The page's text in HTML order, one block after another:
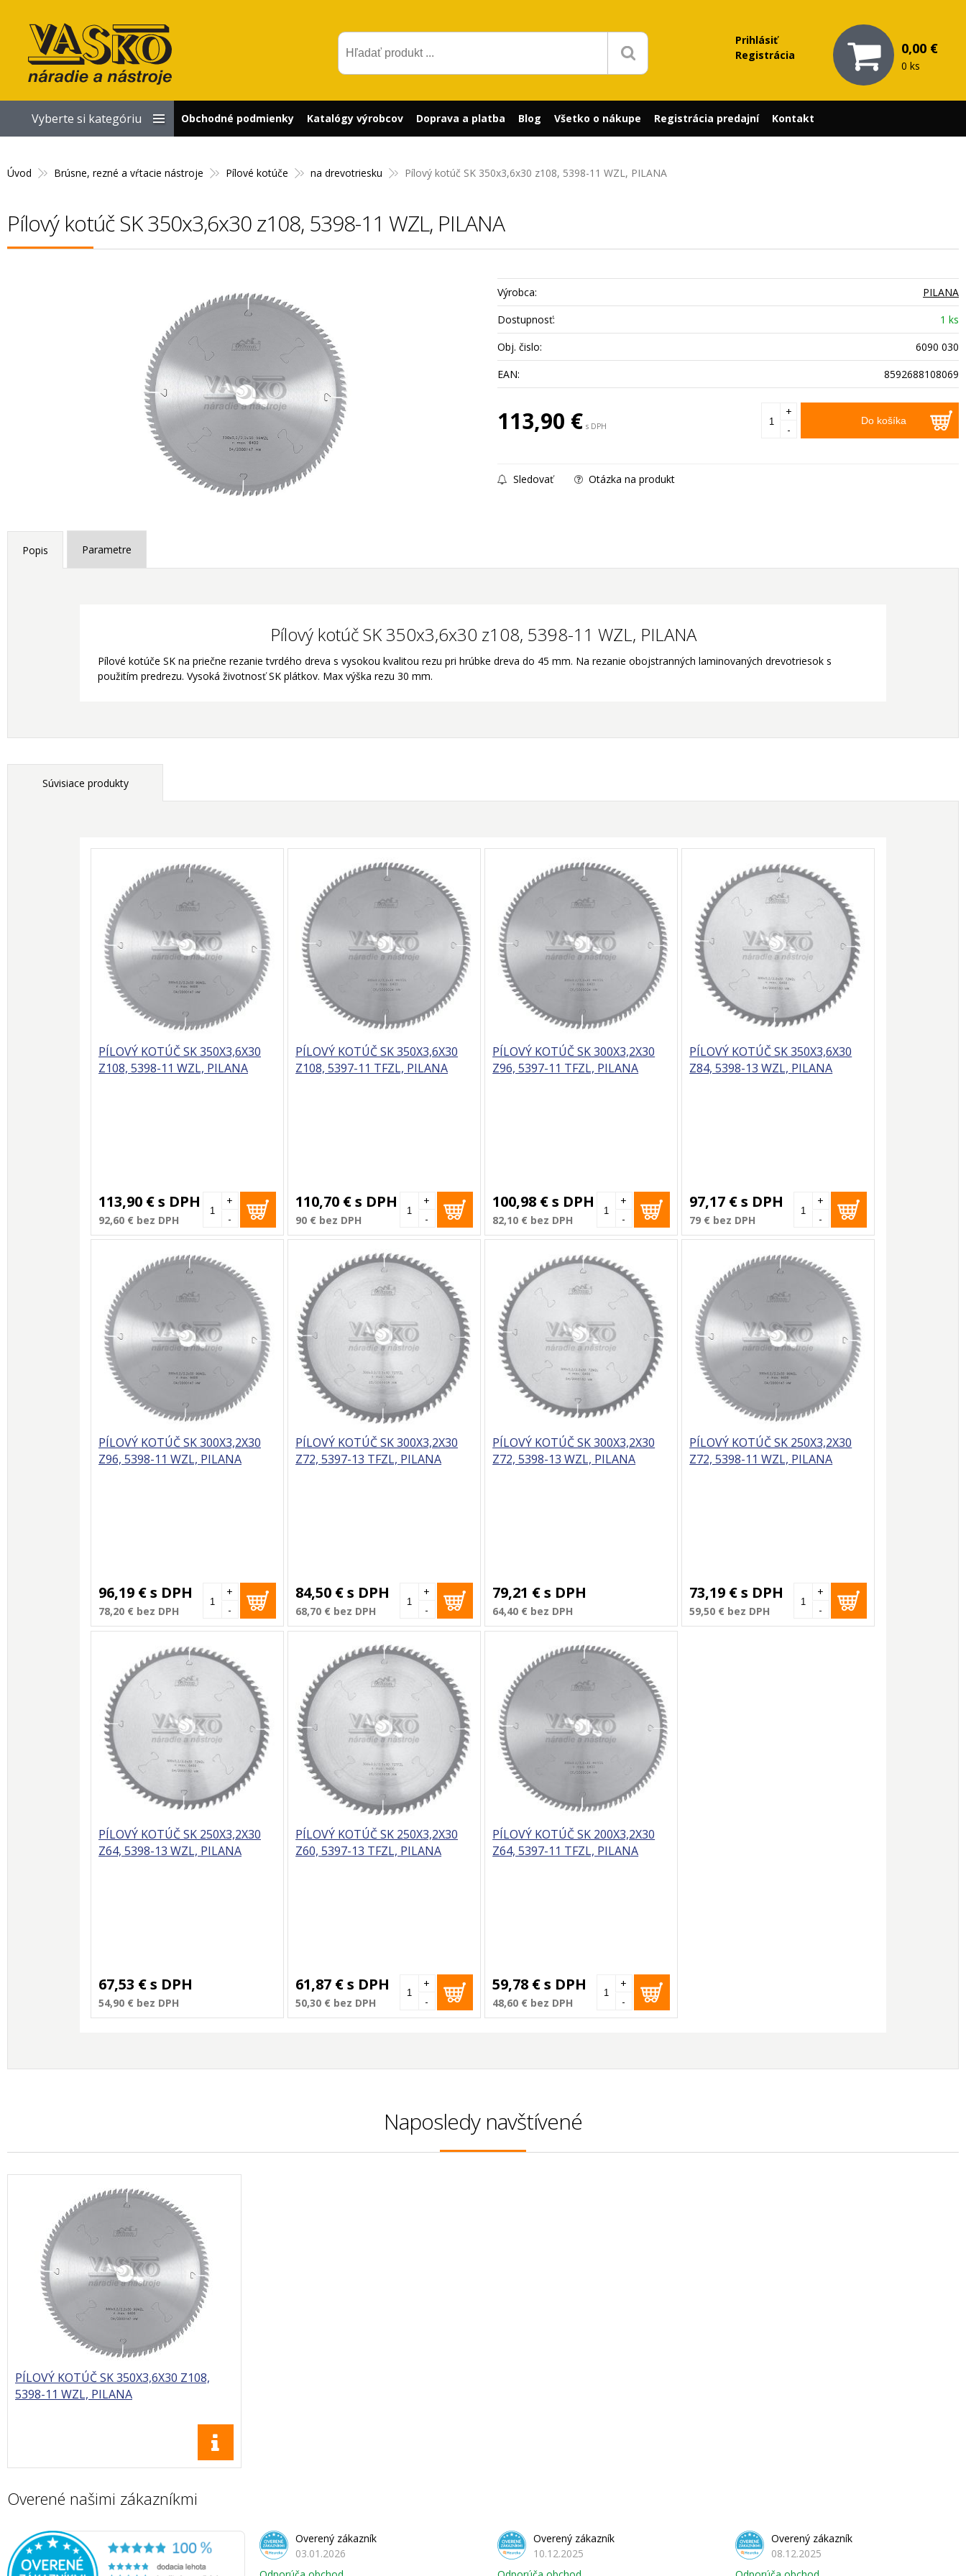
Prihlásiť
Registrácia
0,00 €
0 ks
Úvod Brúsne, rezné a vŕtacie nástroje Pílové kotúče na drevotriesku Pílový kotúč SK 350x3,6x30 z108, 5398-11 WZL, PILANA
Pílový kotúč SK 350x3,6x30 z108, 5398-11 WZL, PILANA
Výrobca:
PILANA
Dostupnosť:
1 ks
Obj. čislo:
6090 030
EAN:
8592688108069
113,90 € s DPH Do košíka
+
-
Sledovať Otázka na produkt
Popis Parametre
Pílový kotúč SK 350x3,6x30 z108, 5398-11 WZL, PILANA
Pílové kotúče SK na priečne rezanie tvrdého dreva s vysokou kvalitou rezu pri hrúbke dreva do 45 mm. Na rezanie obojstranných laminovaných drevotriesok s
použitím predrezu. Vysoká životnosť SK plátkov. Max výška rezu 30 mm.
Súvisiace produkty
PÍLOVÝ KOTÚČ SK 350X3,6X30
Z108, 5398-11 WZL, PILANA
113,90 €s DPH
92,60 € bez DPH -
+
PÍLOVÝ KOTÚČ SK 350X3,6X30
Z108, 5397-11 TFZL, PILANA
110,70 €s DPH
90 € bez DPH -
+
PÍLOVÝ KOTÚČ SK 300X3,2X30
Z96, 5397-11 TFZL, PILANA
100,98 €s DPH
82,10 € bez DPH -
+
PÍLOVÝ KOTÚČ SK 350X3,6X30
Z84, 5398-13 WZL, PILANA
97,17 €s DPH
79 € bez DPH -
+
PÍLOVÝ KOTÚČ SK 300X3,2X30
Z96, 5398-11 WZL, PILANA
96,19 €s DPH
78,20 € bez DPH -
+
PÍLOVÝ KOTÚČ SK 300X3,2X30
Z72, 5397-13 TFZL, PILANA
84,50 €s DPH
68,70 € bez DPH -
+
PÍLOVÝ KOTÚČ SK 300X3,2X30
Z72, 5398-13 WZL, PILANA
79,21 €s DPH
64,40 € bez DPH
PÍLOVÝ KOTÚČ SK 250X3,2X30
Z72, 5398-11 WZL, PILANA
73,19 €s DPH
59,50 € bez DPH -
+
PÍLOVÝ KOTÚČ SK 250X3,2X30
Z64, 5398-13 WZL, PILANA
67,53 €s DPH
54,90 € bez DPH
PÍLOVÝ KOTÚČ SK 250X3,2X30
Z60, 5397-13 TFZL, PILANA
61,87 €s DPH
50,30 € bez DPH -
+
PÍLOVÝ KOTÚČ SK 200X3,2X30
Z64, 5397-11 TFZL, PILANA
59,78 €s DPH
48,60 € bez DPH -
+
Naposledy navštívené
PÍLOVÝ KOTÚČ SK 350X3,6X30 Z108,
5398-11 WZL, PILANA
Overené našimi zákazníkmi
Overený zákazník
03.01.2026
Overený zákazník
10.12.2025
Overený zákazník
08.12.2025
Vyberte si kategóriu Obchodné podmienky Katalógy výrobcov Doprava a platba Blog Všetko o nákupe Registrácia predajní Kontakt